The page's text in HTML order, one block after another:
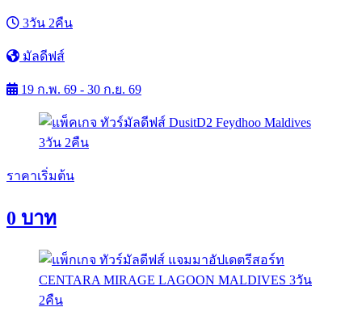
3วัน 2คืน
มัลดีฟส์
19 ก.พ. 69 - 30 ก.ย. 69
ราคาเริ่มต้น
0 บาท